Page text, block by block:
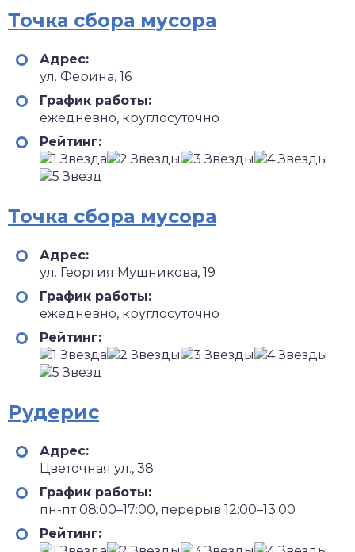
Точка сбора мусора
Адрес:
ул. Ферина, 16
График работы:
ежедневно, круглосуточно
Рейтинг:
Точка сбора мусора
Адрес:
ул. Георгия Мушникова, 19
График работы:
ежедневно, круглосуточно
Рейтинг:
Рудерис
Адрес:
Цветочная ул., 38
График работы:
пн-пт 08:00–17:00, перерыв 12:00–13:00
Рейтинг: